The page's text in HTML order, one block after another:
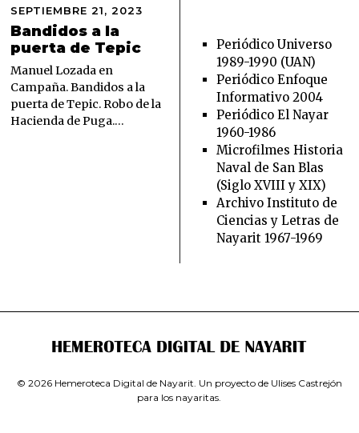
SEPTIEMBRE 21, 2023
E
M
B
Bandidos a la
puerta de Tepic
Manuel Lozada en
Campaña. Bandidos a la
puerta de Tepic. Robo de la
Hacienda de Puga.…
Periódico Universo
1989-1990 (UAN)
Periódico Enfoque
Informativo 2004
Periódico El Nayar
1960-1986
Microfilmes Historia
Naval de San Blas
(Siglo XVIII y XIX)
Archivo Instituto de
Ciencias y Letras de
Nayarit 1967-1969
© 2026 Hemeroteca Digital de Nayarit. Un proyecto de Ulises Castrejón
para los nayaritas.